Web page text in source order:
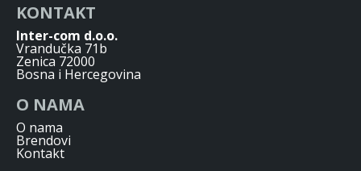
KONTAKT
Inter-com d.o.o.
Vrandučka 71b
Zenica 72000
Bosna i Hercegovina
O NAMA
O nama
Brendovi
Kontakt